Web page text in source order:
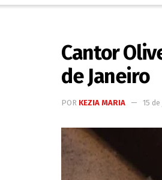
Cantor
de Janeiro
POR KEZIA MARIA 15